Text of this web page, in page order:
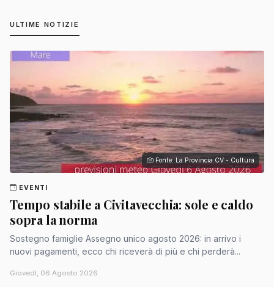
ULTIME NOTIZIE
Fonte: La Provincia CV - Cultura
EVENTI
Tempo stabile a Civitavecchia: sole e caldo
sopra la norma
Sostegno famiglie Assegno unico agosto 2026: in arrivo i
nuovi pagamenti, ecco chi riceverà di più e chi perderà...
Giovedì, 06 Agosto 2026